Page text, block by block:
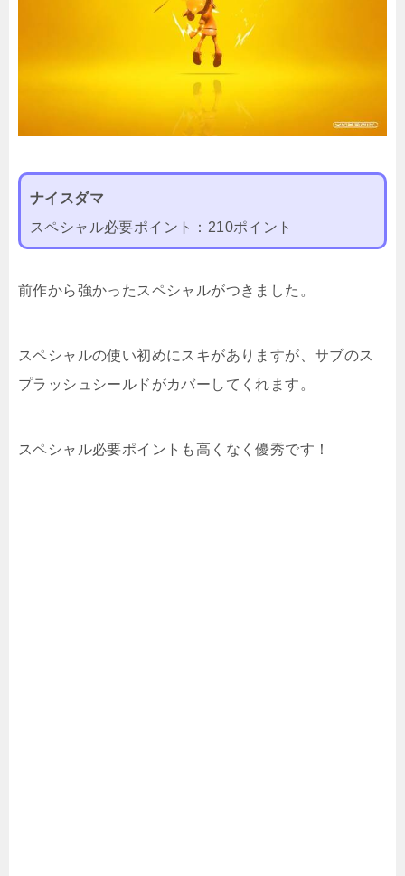
ナイスダマ
スペシャル必要ポイント：210ポイント
前作から強かったスペシャルがつきました。
スペシャルの使い初めにスキがありますが、サブのス
プラッシュシールドがカバーしてくれます。
スペシャル必要ポイントも高くなく優秀です！